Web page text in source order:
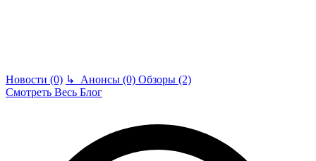
Новости (0) ↳ Анонсы (0) Обзоры (2)
Смотреть Весь Блог